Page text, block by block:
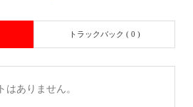
トラックバック ( 0 )
はありません。